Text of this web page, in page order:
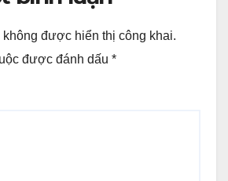
không được hiển thị công khai.
được đánh dấu *